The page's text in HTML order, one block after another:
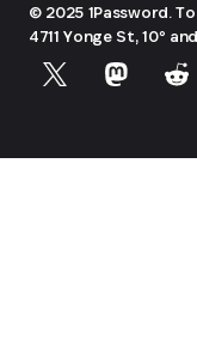
© 2025 1Password.
4711 Yonge St, 10º